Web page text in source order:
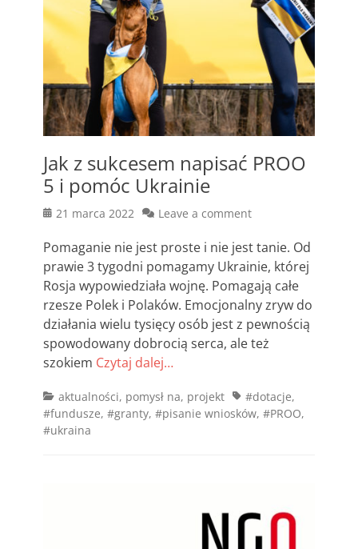
Jak z sukcesem napisać PROO
5 i pomóc Ukrainie
Posted
21 marca 2022 Leave a comment
Pomaganie nie jest proste i nie jest tanie. Od
prawie 3 tygodni pomagamy Ukrainie, której
Rosja wypowiedziała wojnę. Pomagają całe
rzesze Polek i Polaków. Emocjonalny zryw do
działania wielu tysięcy osób jest z pewnością
spowodowany dobrocią serca, ale też
szokiem Czytaj dalej…
Categories
aktualności, pomysł na, projekt Tags#dotacje,
#fundusze, #granty, #pisanie wniosków, #PROO,
#ukraina